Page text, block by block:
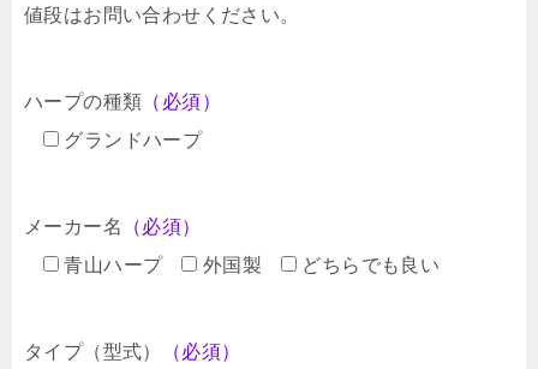
値段はお問い合わせください。
ハープの種類 （必須）
グランドハープ
メーカー名
（必須）
青山ハープ
外国製 どちらでも良い
タイプ（型式）
（必須）